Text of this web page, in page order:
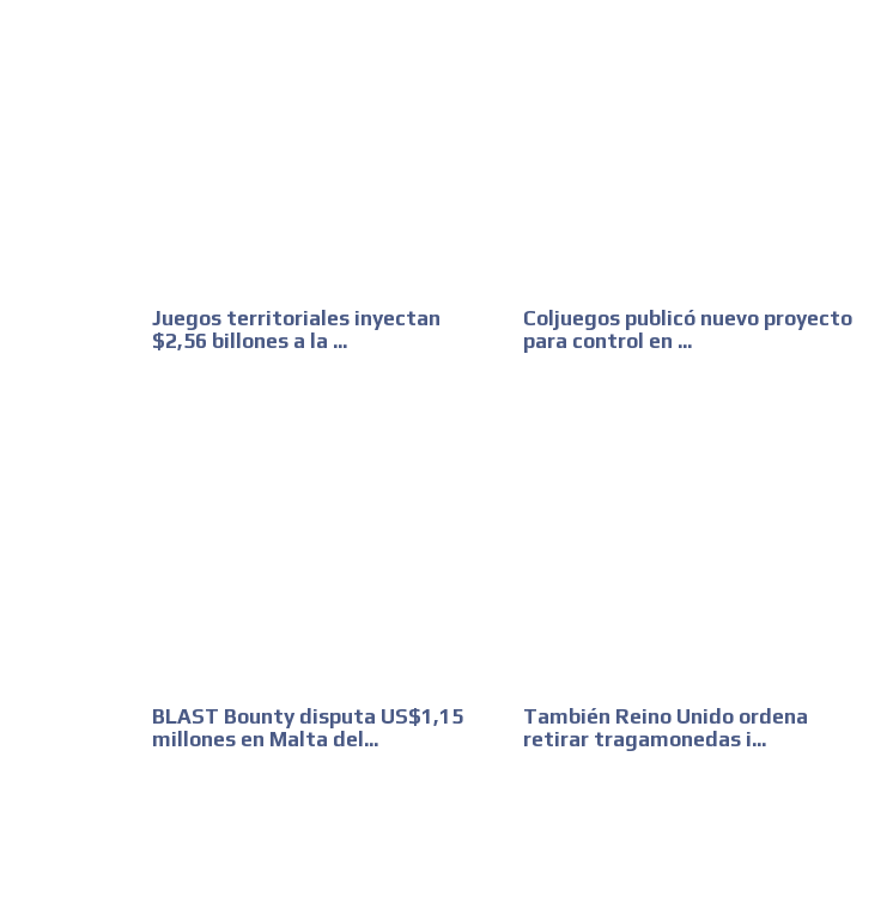
Juegos territoriales inyectan
$2,56 billones a la ...
Coljuegos publicó nuevo proyecto
para control en ...
BLAST Bounty disputa US$1,15
millones en Malta del...
También Reino Unido ordena
retirar tragamonedas i...